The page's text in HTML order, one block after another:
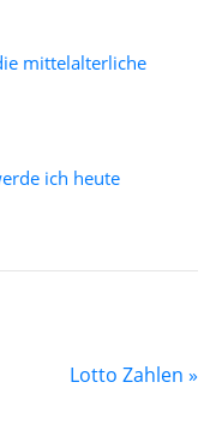
mittelalterliche
ich heute
Lotto Zahlen »